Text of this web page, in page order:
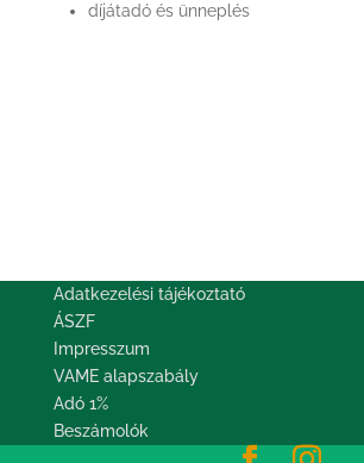
díjátadó és ünneplés
Adatkezelési tájékoztató
ÁSZF
Impresszum
VAME alapszabály
Adó 1%
Beszámolók